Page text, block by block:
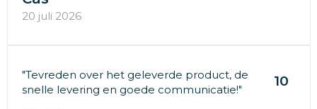
20 juli 2026
"Tevreden over het geleverde product, de
snelle levering en goede communicatie!"
10